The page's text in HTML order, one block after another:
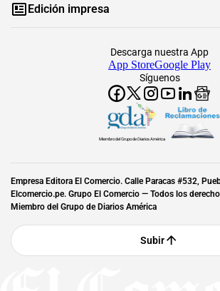
Edición impresa
Síguenos
Descarga nuestra App
App StoreGoogle Play
Miembro del Grupo de Diarios América
Empresa Editora El Comercio. Calle Paracas #532,
Elcomercio.pe. Grupo El Comercio — Todos los
Miembro del Grupo de Diarios América
Subir